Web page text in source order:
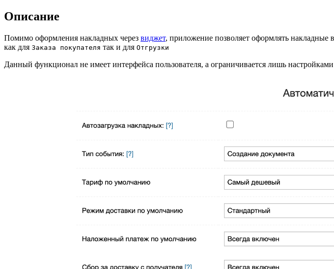
Описание
Помимо оформления накладных через виджет, приложение позволяет оформлять накладные
как для Заказа покупателя так и для Отгрузки
Данный функционал не имеет интерфейса пользователя, а ограничивается лишь